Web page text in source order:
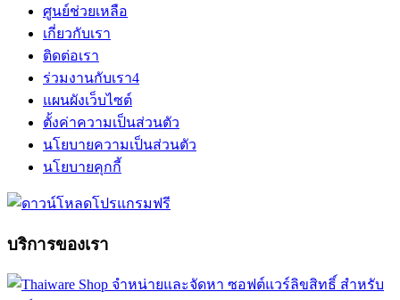
ศูนย์ช่วยเหลือ
เกี่ยวกับเรา
ติดต่อเรา
ร่วมงานกับเรา4
แผนผังเว็บไซต์
ตั้งค่าความเป็นส่วนตัว
นโยบายความเป็นส่วนตัว
นโยบายคุกกี้
บริการของเรา